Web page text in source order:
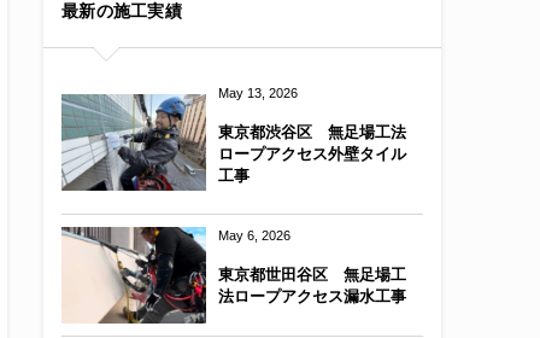
最新の施工実績
May 13, 2026
東京都渋谷区 無足場工法
ロープアクセス外壁タイル
工事
May 6, 2026
東京都世田谷区 無足場工
法ロープアクセス漏水工事